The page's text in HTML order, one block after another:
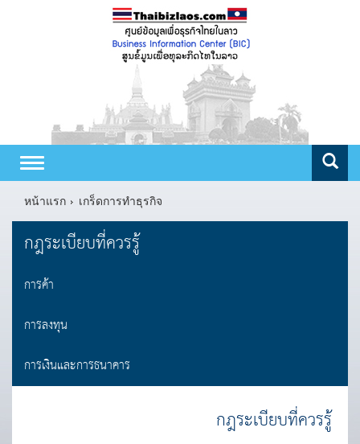
Toggle
navigation
หน้าแรก
เกร็ดการทำธุรกิจ
กฎระเบียบที่ควรรู้
การค้า
การลงทุน
การเงินและการธนาคาร
กฎระเบียบที่ควรรู้